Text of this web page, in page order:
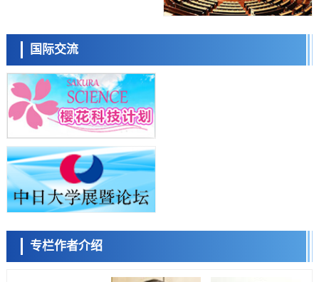
成为新型功能性材料
科学研究
群马大学开发针对难治性癫痫的新型基因疗法，利用超小型GAD67启动
科学研究
九州大学揭示夜间眼压升高机制：两种激素波动叠加所致
科学研究
东京都产技研采用新手法开发出可稳定工作至300℃的介电材料，已验
证电容器可在汽车发动机等高温环境下工作
经济・社会
日本生成式AI使用者占比一年内翻倍，但与中美德仍有较大差距
政策
日本修订首都直下型地震紧急对策：目标为死亡人数至少减半，重点强
科学研究
福井大学发现细胞记忆过往并抑制反应的机制，阐明即便DNA相同反应
迥异之谜
国际交流
专栏作者介绍
陈小牧
容江 余锦泽 马场錬成